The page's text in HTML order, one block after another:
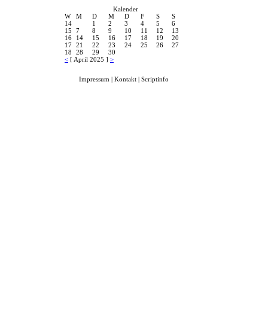
Kalender
W
M D M D F S
S
14
1 2 3 4 5
6
15
7 8 9 10 11 12
13
16
14 15 16 17 18 19
20
17
21 22 23 24 25 26
27
18
28 29
30
< [ April 2025 ] >
Impressum Kontakt Scriptinfo